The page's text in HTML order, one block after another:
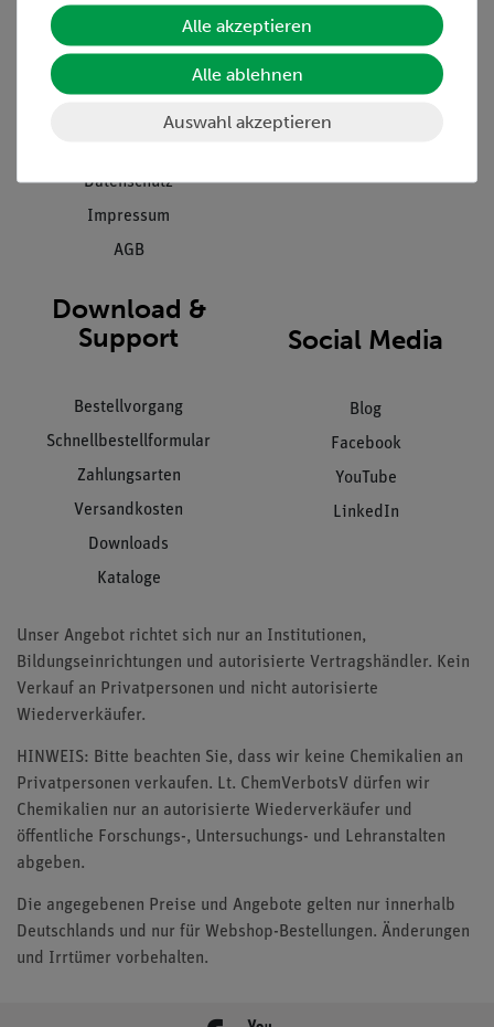
Projekte und Lösungen
Presse
Datenschutz
Impressum
AGB
Beratung & Showroom
Inventarisierungs- &
Download &
Support
Bestellvorgang
Schnellbestellformular
Zahlungsarten
Versandkosten
Downloads
Kataloge
Social Media
Blog
Facebook
YouTube
LinkedIn
Unser Angebot richtet sich nur an Institutionen,
Bildungseinrichtungen und autorisierte Vertragshändler. Kein
Verkauf an Privatpersonen und nicht autorisierte
Wiederverkäufer.
HINWEIS: Bitte beachten Sie, dass wir keine Chemikalien an
Privatpersonen verkaufen. Lt. ChemVerbotsV dürfen wir
Chemikalien nur an autorisierte Wiederverkäufer und
öffentliche Forschungs-, Untersuchungs- und Lehranstalten
abgeben.
Die angegebenen Preise und Angebote gelten nur innerhalb
Deutschlands und nur für Webshop-Bestellungen. Änderungen
und Irrtümer vorbehalten.
Alle akzeptieren
Alle ablehnen
Auswahl akzeptieren